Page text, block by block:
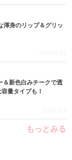
渾身のリップ＆グリッ
2026.7.14
＆新色白みチークで透
量タイプも！
2026.7.9
もっとみる